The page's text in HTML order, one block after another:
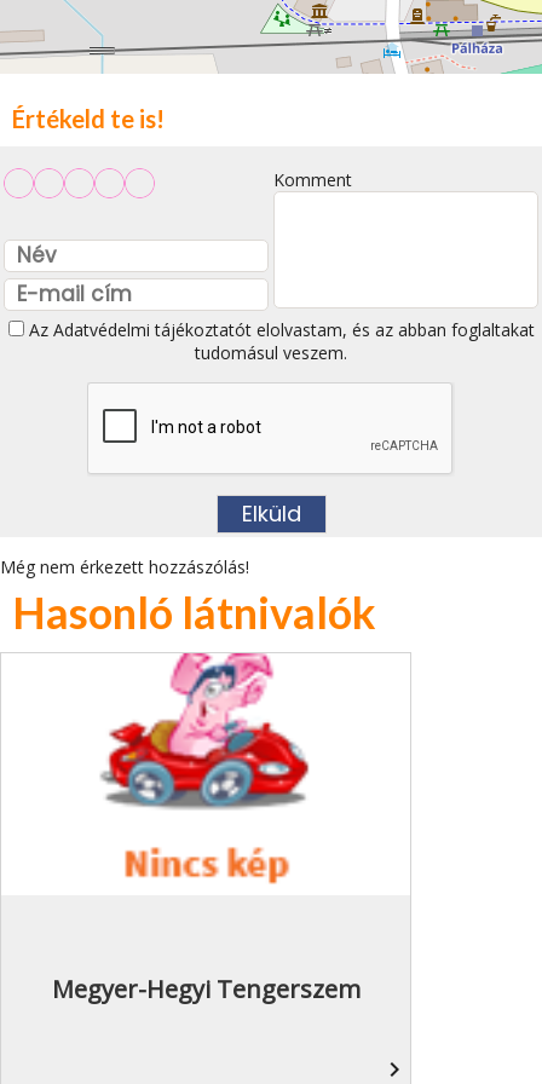
Értékeld te is!
Komment
Az Adatvédelmi tájékoztatótelolvastam, és az abban foglaltakat
tudomásul veszem.
Még nem érkezett hozzászólás!
Hasonló látnivalók
Megyer-Hegyi Tengerszem
navigate_next